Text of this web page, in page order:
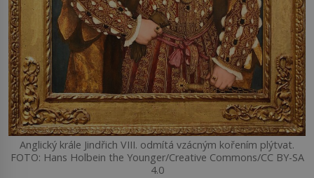
Anglický krále Jindřich VIII. odmítá vzácným kořením plýtvat.
FOTO: Hans Holbein the Younger/Creative Commons/CC BY-SA
4.0